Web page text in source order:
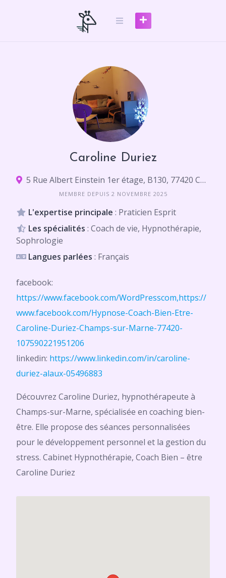
Caroline Duriez
5 Rue Albert Einstein 1er étage, B130, 77420 Champs-sur-Marne
MEMBRE DEPUIS 2 NOVEMBRE 2025
L'expertise principale : Praticien Esprit
Les spécialités : Coach de vie, Hypnothérapie,
Sophrologie
Langues parlées : Français
facebook:
https://www.facebook.com/WordPresscom,https://
www.facebook.com/Hypnose-Coach-Bien-Etre-
Caroline-Duriez-Champs-sur-Marne-77420-
107590221951206
linkedin: https://www.linkedin.com/in/caroline-
duriez-alaux-05496883
Découvrez Caroline Duriez, hypnothérapeute à
Champs-sur-Marne, spécialisée en coaching bien-
être. Elle propose des séances personnalisées
pour le développement personnel et la gestion du
stress. Cabinet Hypnothérapie, Coach Bien – être
Caroline Duriez